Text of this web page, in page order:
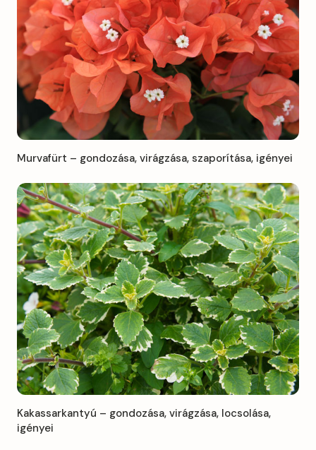
Murvafürt – gondozása, virágzása, szaporítása, igényei
Kakassarkantyú – gondozása, virágzása, locsolása,
igényei